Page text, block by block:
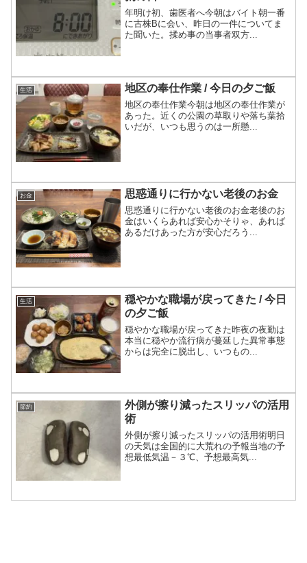
年明け初、歯医者へ今朝はバイト朝一番
に古株Bに会い、昨日の一件についてま
た聞いた。揉め事の当事者双方...
生活 地区の奉仕作業 / 今日の夕ご飯
地区の奉仕作業今朝は地区の奉仕作業が
あった。近くの公園の草取りや落ち葉拾
いだが、いつも思うのは一所懸...
お金 思惑通りに行かない老後のお金
思惑通りに行かない老後のお金老後のお
金はいくらあれば安心かそりゃ、あれば
あるだけあった方が安心だろう...
生活
穏やかな職場が戻ってきた / 今日
の夕ご飯
穏やかな職場が戻ってきた昨夜の夜勤は
本当に穏やか流行病が蔓延した異常事態
からは完全に脱出し、いつもの...
節約
外側が擦り減ったスリッパの活用
術
外側が擦り減ったスリッパの活用術明日
の天気は全国的に大荒れの予報当地の予
想最低気温－３℃、予想最高気...